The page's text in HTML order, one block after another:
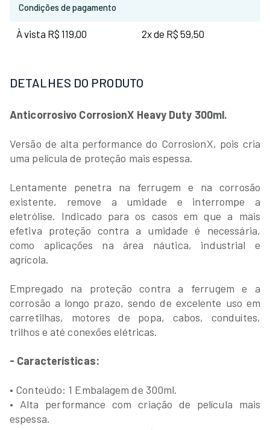
Condições de pagamento
À vista R$ 119,00 2x de R$ 59,50
DETALHES DO PRODUTO
Anticorrosivo CorrosionX Heavy Duty 300ml.
Versão de alta performance do CorrosionX, pois cria
uma película de proteção mais espessa.
Lentamente penetra na ferrugem e na corrosão
existente, remove a umidade e interrompe a
eletrólise. Indicado para os casos em que a mais
efetiva proteção contra a umidade é necessária,
como aplicações na área náutica, industrial e
agrícola.
Empregado na proteção contra a ferrugem e a
corrosão a longo prazo, sendo de excelente uso em
carretilhas, motores de popa, cabos, conduítes,
trilhos e até conexões elétricas.
- Características:
• Conteúdo: 1 Embalagem de 300ml.
• Alta performance com criação de película mais
espessa.